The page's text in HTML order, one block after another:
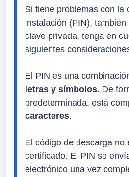
Si tiene problemas con la
instalación (PIN), también
clave privada, tenga en
siguientes
El PIN es una
letras y símbolos. De
predeterminada, está
caracteres.
El código de descarga no
certificado. El PIN se
electrónico una vez